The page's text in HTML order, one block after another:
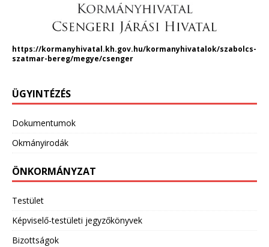
https://kormanyhivatal.kh.gov.hu/kormanyhivatalok/szabolcs-
szatmar-bereg/megye/csenger
ÜGYINTÉZÉS
Dokumentumok
Okmányirodák
ÖNKORMÁNYZAT
Testület
Képviselő-testületi jegyzőkönyvek
Bizottságok